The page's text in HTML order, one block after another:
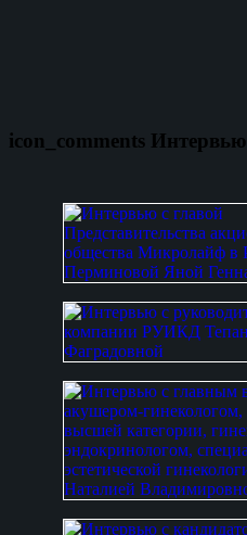
icon_comments Интервью